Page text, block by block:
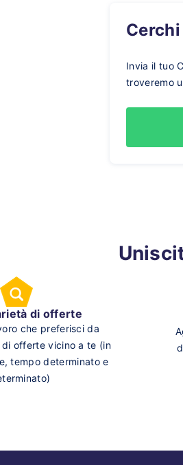
Invia il tuo
troveremo
di offerte
che preferisci da
offerte vicino a te (in
tempo determinato e